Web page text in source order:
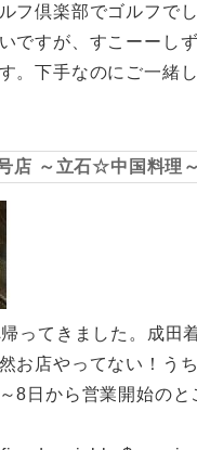
フ倶楽部でゴルフで
ですが、すこーーし
。下手なのにご一緒
店 ～立石☆中国料理～
ってきました。成田
お店やってない！う
8日から営業開始のと